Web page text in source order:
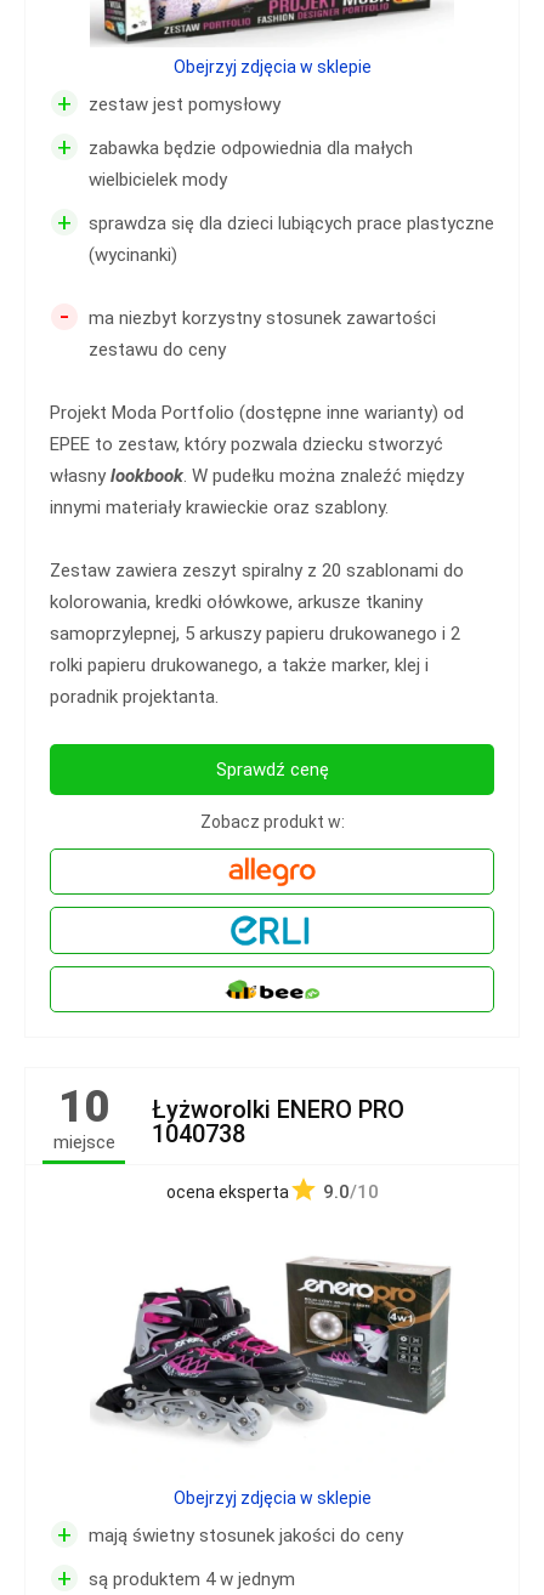
+ zestaw jest pomysłowy
+
zabawka będzie odpowiednia dla małych
wielbicielek mody
+
sprawdza się dla dzieci lubiących prace plastyczne
(wycinanki)
-
ma niezbyt korzystny stosunek zawartości
zestawu do ceny
Projekt Moda Portfolio (dostępne inne warianty) od
EPEE to zestaw, który pozwala dziecku stworzyć
własnylookbook . W pudełku można znaleźć między
innymi materiały krawieckie oraz szablony.
Zestaw zawiera zeszyt spiralny z 20 szablonami do
kolorowania, kredki ołówkowe, arkusze tkaniny
samoprzylepnej, 5 arkuszy papieru drukowanego i 2
rolki papieru drukowanego, a także marker, klej i
poradnik projektanta.
Obejrzyj zdjęcia w sklepie
Sprawdź cenę
Zobacz produkt w:
10
miejsce
Łyżworolki ENERO PRO
1040738
ocena eksperta 9.0/10
+ mają świetny stosunek jakości do ceny
+ są produktem 4 w jednym
Obejrzyj zdjęcia w sklepie